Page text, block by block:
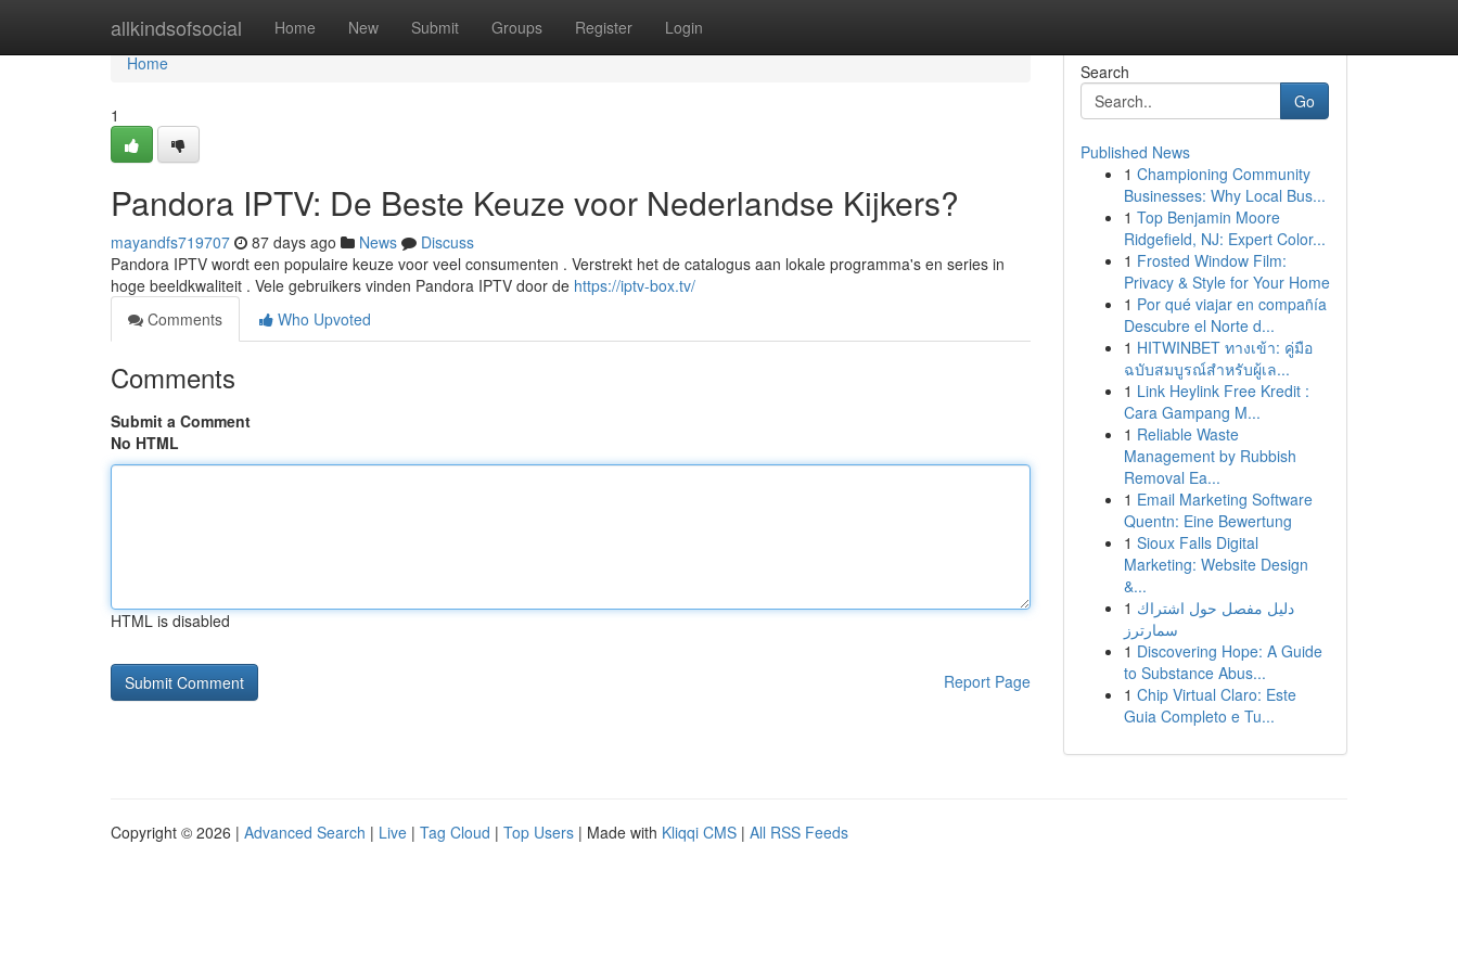
allkindsofsocial Home New Submit Groups Register Login
Home
Home
1
Pandora IPTV: De Beste Keuze voor Nederlandse Kijkers?
mayandfs719707 87 days ago News
Discuss
Pandora IPTV wordt een populaire keuze voor veel consumenten . Verstrekt het de catalogus aan lokale programma's en series in
hoge beeldkwaliteit . Vele gebruikers vinden Pandora IPTV door de https://iptv-box.tv/
Comments
Who Upvoted
Comments
Submit a Comment
No HTML
HTML is disabled
Report Page
Search
Go
Published News
1 Championing Community
Businesses: Why Local Bus...
1 Top Benjamin Moore
Ridgefield, NJ: Expert Color...
1 Frosted Window Film:
Privacy & Style for Your Home
1 Por qué viajar en compañía
Descubre el Norte d...
1 HITWINBET ทางเข้า: คู่มือ
ฉบับสมบูรณ์สำหรับผู้เล...
1 Link Heylink Free Kredit :
Cara Gampang M...
1 Reliable Waste
Management by Rubbish
Removal Ea...
1 Email Marketing Software
Quentn: Eine Bewertung
1 Sioux Falls Digital
Marketing: Website Design
&...
1 دليل مفصل حول اشتراك
سمارترز
1 Discovering Hope: A Guide
to Substance Abus...
1 Chip Virtual Claro: Este
Guia Completo e Tu...
Copyright © 2026 | Advanced Search | Live | Tag Cloud | Top Users | Made with Kliqqi CMS | All RSS Feeds